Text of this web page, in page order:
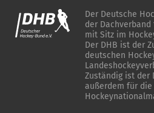
Der Deutsche
der
mit Sitz im
Der DHB ist der
deutschen
Zuständig ist der
außerdem für